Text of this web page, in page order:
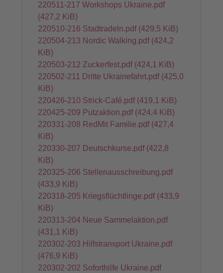
220511-217 Workshops Ukraine.pdf
(427,2 KiB)
220510-216 Stadtradeln.pdf (429,5 KiB)
220504-213 Nordic Walking.pdf (424,2
KiB)
220503-212 Zuckerfest.pdf (424,1 KiB)
220502-211 Dritte Ukrainefahrt.pdf (425,0
KiB)
220426-210 Strick-Café.pdf (419,1 KiB)
220425-209 Putzaktion.pdf (424,4 KiB)
220331-208 RedMit Familie.pdf (427,4
KiB)
220330-207 Deutschkurse.pdf (422,8
KiB)
220325-206 Stellenausschreibung.pdf
(433,9 KiB)
220318-205 Kriegsflüchtlinge.pdf (433,9
KiB)
220313-204 Neue Sammelaktion.pdf
(431,1 KiB)
220302-203 Hilfstransport Ukraine.pdf
(476,9 KiB)
220302-202 Soforthilfe Ukraine.pdf